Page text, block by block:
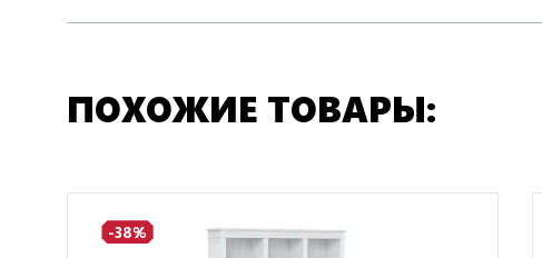
ПОХОЖИЕ ТОВАРЫ:
-38%